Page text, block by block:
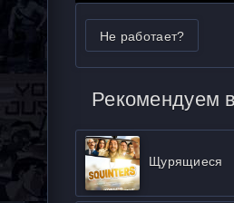
Не работает?
Рекомендуем
Щурящиеся